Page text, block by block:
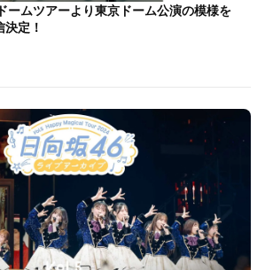
ームツアーより東京ドーム公演の模様を
定！